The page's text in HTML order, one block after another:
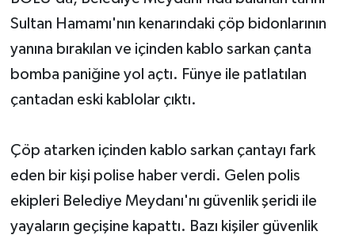
Sultan Hamamı'nın kenarındaki çöp bidonlarının
yanına bırakılan ve içinden kablo sarkan çanta
bomba paniğine yol açtı. Fünye ile patlatılan
çantadan eski kablolar çıktı.
Çöp atarken içinden kablo sarkan çantayı fark
eden bir kişi polise haber verdi. Gelen polis
ekipleri Belediye Meydanı'nı güvenlik şeridi ile
yayaların geçişine kapattı. Bazı kişiler güvenlik
DÜNYA
YEREL